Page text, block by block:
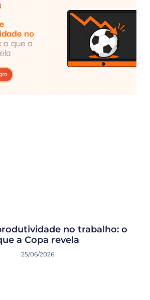
no trabalho: o
a Copa revela
25/06/2026